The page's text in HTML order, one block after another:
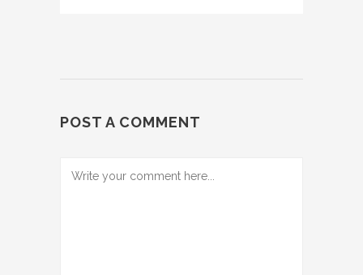
POST A COMMENT